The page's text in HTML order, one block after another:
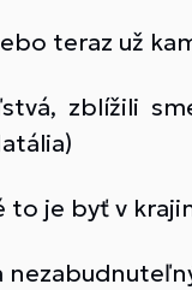
teraz už
zblížili
to je byť v